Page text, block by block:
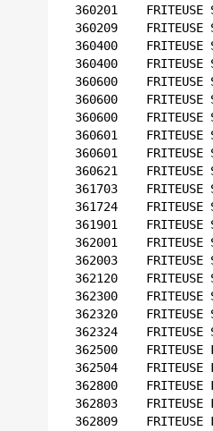
360201
360209
360400
360400
360600
360600
360600    FRITEUSE
360601
360601
360621
361703
361724
361901
362001
362003
362120
362300
362320
362324
362500
362504
362800
362803
362809    FRITEUSE